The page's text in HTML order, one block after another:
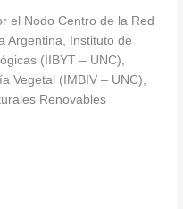
el Nodo Centro de la Red
Argentina, Instituto de
(IIBYT – UNC),
Vegetal (IMBIV – UNC),
Renovables